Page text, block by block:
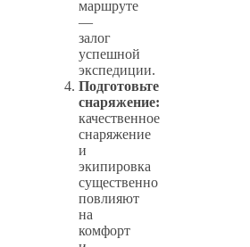
маршруте
—
залог
успешной
экспедиции.
Подготовьте
снаряжение:
качественное
снаряжение
и
экипировка
существенно
повлияют
на
комфорт